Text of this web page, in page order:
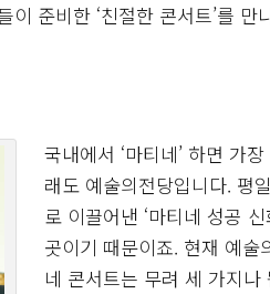
준비한 ‘친절한 콘서트’를 만
국내에서 ‘마티네’ 하면 가
래도 예술의전당입니다. 평
로 이끌어낸 ‘마티네 성공
곳이기 때문이죠. 현재 예술
네 콘서트는 무려 세 가지나